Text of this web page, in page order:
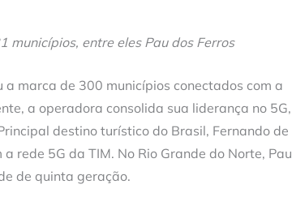
municípios, entre eles Pau dos Ferros
marca de 300 municípios conectados com a
a operadora consolida sua liderança no 5G,
destino turístico do Brasil, Fernando de
rede 5G da TIM. No Rio Grande do Norte, Pau
de quinta geração.